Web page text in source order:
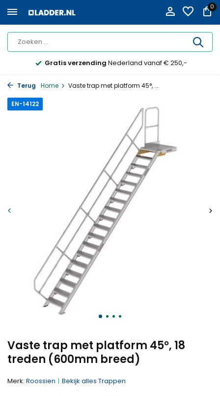
0
Gratis verzending Nederland vanaf € 250,-
Terug Home Vaste trap met platform 45°, ...
Vaste trap met platform 45°, 18
treden (600mm breed)
EN-14122
Merk: Roossien Bekijk alles Trappen